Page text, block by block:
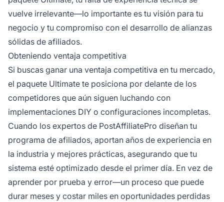
vuelve irrelevante—lo importante es tu visión para tu
negocio y tu compromiso con el desarrollo de alianzas
sólidas de afiliados.
Obteniendo ventaja competitiva
Si buscas ganar una ventaja competitiva en tu mercado,
el paquete Ultimate te posiciona por delante de los
competidores que aún siguen luchando con
implementaciones DIY o configuraciones incompletas.
Cuando los expertos de PostAffiliatePro diseñan tu
programa de afiliados, aportan años de experiencia en
la industria y mejores prácticas, asegurando que tu
sistema esté optimizado desde el primer día. En vez de
aprender por prueba y error—un proceso que puede
durar meses y costar miles en oportunidades perdidas